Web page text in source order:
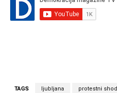
TAGS ljubljana protestni shod